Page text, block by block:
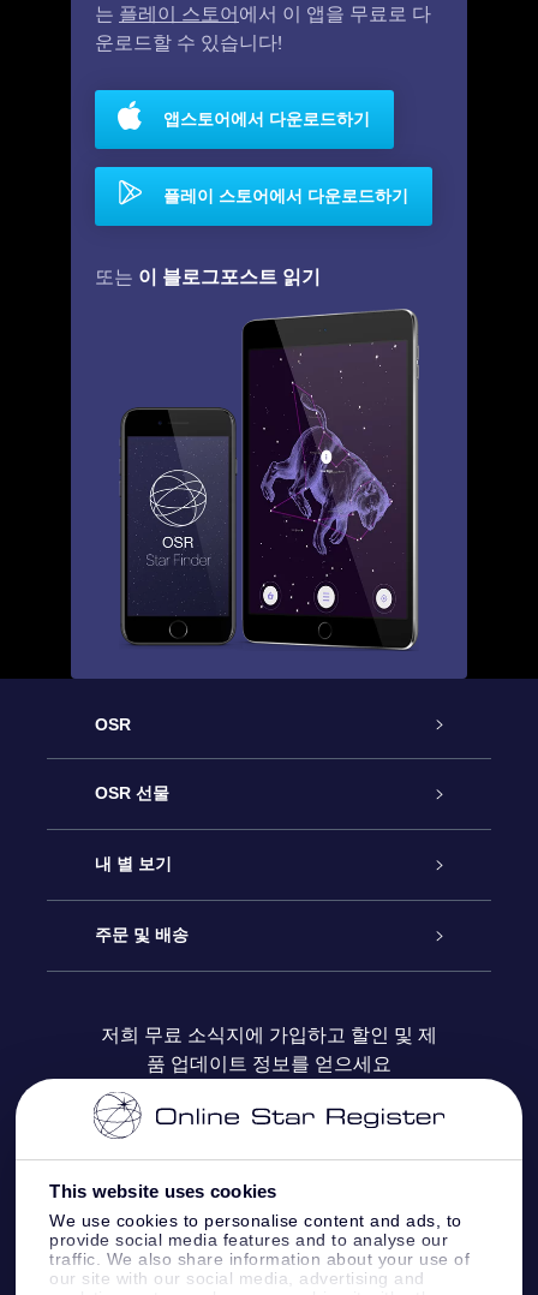
This website uses cookies
We use cookies to personalise content and ads, to
provide social media features and to analyse our
traffic. We also share information about your use of
our site with our social media, advertising and
는 플레이 스토어 에서 이 앱을 무료로 다
운로드할 수 있습니다!
앱스토어에서 다운로드하기
플레이 스토어에서 다운로드하기
또는 이 블로그포스트 읽기
OSR
고객 서비스
연락처
블로그
OSR 선물
온라인 별 선물
OSR 선물 팩
OSR 상품권
기업 선물
내 별 보기
Star Register
맞춤 별 페이지
One Million Stars
Fly me to the stars VR 앱
주문 및 배송
결제 정보
배송 정보
환불 정책
별자리
저희 무료 소식지에 가입하고 할인 및 제
품 업데이트 정보를 얻으세요